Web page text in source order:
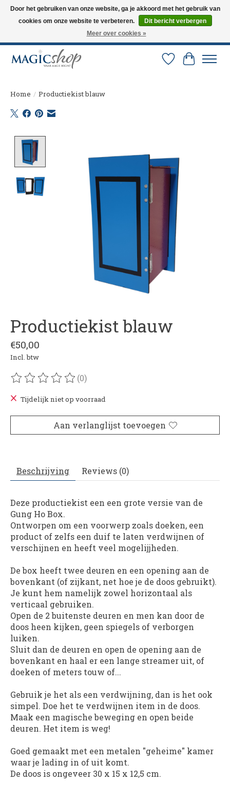
Altijd de nieuwste trucs op voorraad. Snelle verzending via PostNL en DHL.
Langskomen in onze winkel? Bel of mail om een afspraak te maken. 0251-
Verlanglijst
Home / Productiekist blauw
Productiekist blauw
€50,00
Incl. btw
De beoordeling van dit product is
(0)
Tijdelijk niet op voorraad
Aan verlanglijst toevoegen
Beschrijving Reviews (0)
Deze productiekist een een grote versie van de
Gung Ho Box.
Ontworpen om een voorwerp zoals doeken, een
product of zelfs een duif te laten verdwijnen of
verschijnen en heeft veel mogelijjheden.
De box heeft twee deuren en een opening aan de
bovenkant (of zijkant, net hoe je de doos gebruikt).
Je kunt hem namelijk zowel horizontaal als
verticaal gebruiken.
Open de 2 buitenste deuren en men kan door de
doos heen kijken, geen spiegels of verborgen
luiken.
Sluit dan de deuren en open de opening aan de
bovenkant en haal er een lange streamer uit, of
doeken of meters touw of...
Gebruik je het als een verdwijning, dan is het ook
simpel. Doe het te verdwijnen item in de doos.
Maak een magische beweging en open beide
deuren. Het item is weg!
Goed gemaakt met een metalen "geheime" kamer
waar je lading in of uit komt.
De doos is ongeveer 30 x 15 x 12,5 cm.
Door het gebruiken van onze website, ga je akkoord met het gebruik van
cookies om onze website te verbeteren.
Dit bericht verbergen
Meer over cookies »